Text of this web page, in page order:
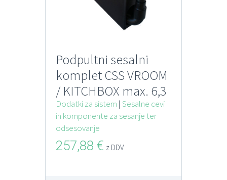
Podpultni sesalni
komplet CSS VROOM
/ KITCHBOX max. 6,3
m
Dodatki za sistem | Sesalne cevi
in komponente za sesanje ter
odsesovanje
257,88 € z DDV